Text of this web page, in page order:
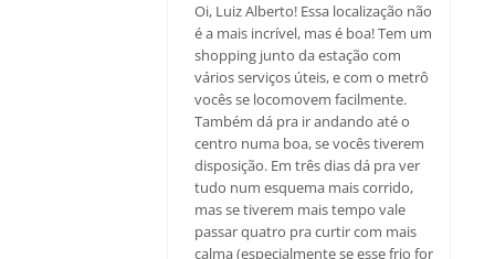
Oi, Luiz Alberto! Essa localização não
é a mais incrível, mas é boa! Tem um
shopping junto da estação com
vários serviços úteis, e com o metrô
vocês se locomovem facilmente.
Também dá pra ir andando até o
centro numa boa, se vocês tiverem
disposição. Em três dias dá pra ver
tudo num esquema mais corrido,
mas se tiverem mais tempo vale
passar quatro pra curtir com mais
calma (especialmente se esse frio for